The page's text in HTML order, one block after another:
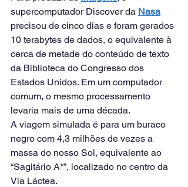
supercomputador Discover da Nasa
precisou de cinco dias e foram gerados
10 terabytes de dados, o equivalente à
cerca de metade do conteúdo de texto
da Biblioteca do Congresso dos
Estados Unidos. Em um computador
comum, o mesmo processamento
levaria mais de uma década.
A viagem simulada é para um buraco
negro com 4,3 milhões de vezes a
massa do nosso Sol, equivalente ao
“Sagitário A*”, localizado no centro da
Via Láctea.